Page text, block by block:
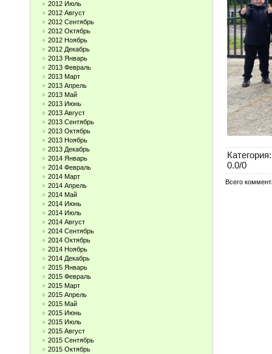
2012 Июль
2012 Август
2012 Сентябрь
2012 Октябрь
2012 Ноябрь
2012 Декабрь
2013 Январь
2013 Февраль
2013 Март
2013 Апрель
2013 Май
2013 Июнь
2013 Август
2013 Сентябрь
2013 Октябрь
2013 Ноябрь
2013 Декабрь
2014 Январь
2014 Февраль
2014 Март
2014 Апрель
2014 Май
2014 Июнь
2014 Июль
2014 Август
2014 Сентябрь
2014 Октябрь
2014 Ноябрь
2014 Декабрь
2015 Январь
2015 Февраль
2015 Март
2015 Апрель
2015 Май
2015 Июнь
2015 Июль
2015 Август
2015 Сентябрь
2015 Октябрь
Категория:
0.0/0
Всего